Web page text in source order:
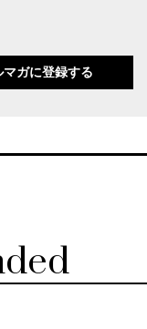
マガに登録する